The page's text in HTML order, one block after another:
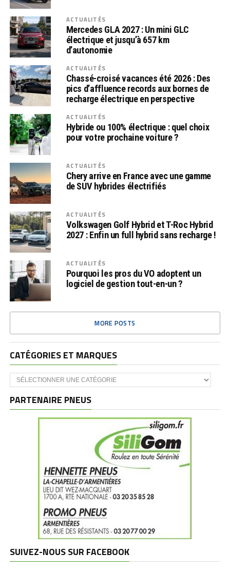
ACTUALITÉS
Mercedes GLA 2027 : Un mini GLC
électrique et jusqu’à 657 km
d’autonomie
ACTUALITÉS
Chassé-croisé vacances été 2026 : Des
pics d’affluence records aux bornes de
recharge électrique en perspective
ACTUALITÉS
Hybride ou 100% électrique : quel choix
pour votre prochaine voiture ?
ACTUALITÉS
Chery arrive en France avec une gamme
de SUV hybrides électrifiés
ACTUALITÉS
Volkswagen Golf Hybrid et T-Roc Hybrid
2027 : Enfin un full hybrid sans recharge !
ACTUALITÉS
Pourquoi les pros du VO adoptent un
logiciel de gestion tout-en-un ?
MORE POSTS
CATÉGORIES ET MARQUES
Catégories
et
PARTENAIRE PNEUS
SUIVEZ-NOUS SUR FACEBOOK